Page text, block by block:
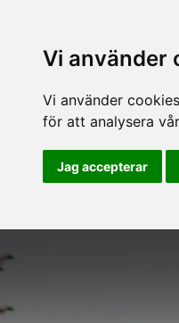
Vi använder
Vi använder
för att analysera
Jag accepterar